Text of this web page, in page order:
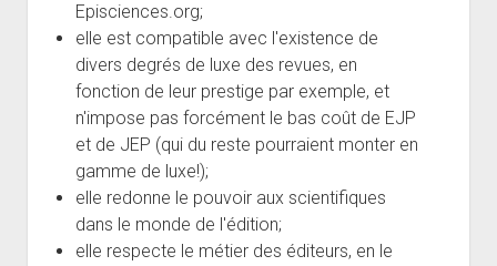
Episciences.org;
elle est compatible avec l'existence de
divers degrés de luxe des revues, en
fonction de leur prestige par exemple, et
n'impose pas forcément le bas coût de EJP
et de JEP (qui du reste pourraient monter en
gamme de luxe!);
elle redonne le pouvoir aux scientifiques
dans le monde de l'édition;
elle respecte le métier des éditeurs, en le